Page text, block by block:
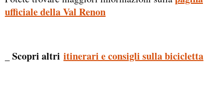
ufficiale della Val Renon
_ Scopri altri itinerari e consigli sulla bicicletta